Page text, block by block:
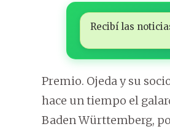
Recibí las
Premio. Ojeda y su
hace un tiempo el
Baden Württemberg,